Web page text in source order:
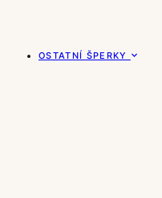
OSTATNÍ ŠPERKY